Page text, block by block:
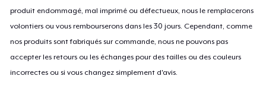
produit endommagé, mal imprimé ou défectueux, nous le remplacerons
volontiers ou vous rembourserons dans les 30 jours. Cependant, comme
nos produits sont fabriqués sur commande, nous ne pouvons pas
accepter les retours ou les échanges pour des tailles ou des couleurs
incorrectes ou si vous changez simplement d'avis.